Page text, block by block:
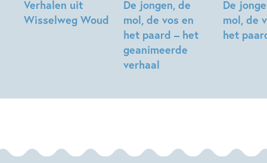
Verhalen uit
Wisselweg Woud
De jongen, de
mol, de vos en
het paard – het
geanimeerde
verhaal
Mackesy
De
mol, de
het